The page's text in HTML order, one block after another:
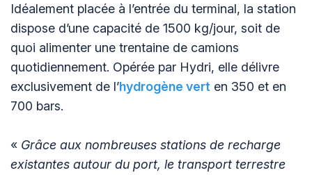
Idéalement placée à l’entrée du terminal, la station
dispose d’une capacité de 1500 kg/jour, soit de
quoi alimenter une trentaine de camions
quotidiennement. Opérée par Hydri, elle délivre
exclusivement de l’hydrogène vert en 350 et en
700 bars.
« Grâce aux nombreuses stations de recharge
existantes autour du port, le transport terrestre